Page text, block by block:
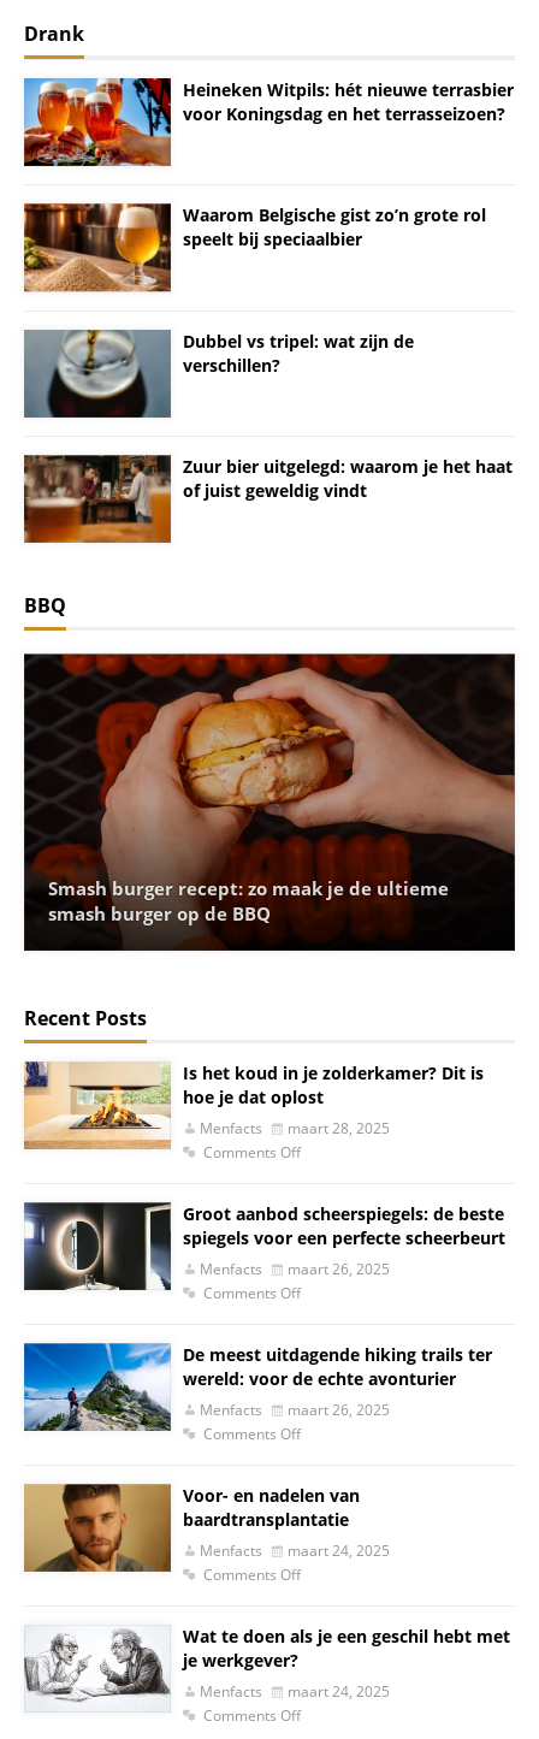
Drank
Heineken Witpils: hét nieuwe terrasbier
voor Koningsdag en het terrasseizoen?
Waarom Belgische gist zo’n grote rol
speelt bij speciaalbier
Dubbel vs tripel: wat zijn de
verschillen?
Zuur bier uitgelegd: waarom je het haat
of juist geweldig vindt
BBQ
Smash burger recept: zo maak je de ultieme
smash burger op de BBQ
Recent Posts
Is het koud in je zolderkamer? Dit is
hoe je dat oplost
Menfacts
maart 28, 2025
Comments Off
Groot aanbod scheerspiegels: de beste
spiegels voor een perfecte scheerbeurt
Menfacts
maart 26, 2025
Comments Off
De meest uitdagende hiking trails ter
wereld: voor de echte avonturier
Menfacts
maart 26, 2025
Comments Off
Voor- en nadelen van
baardtransplantatie
Menfacts
maart 24, 2025
Comments Off
Wat te doen als je een geschil hebt met
je werkgever?
Menfacts
maart 24, 2025
Comments Off